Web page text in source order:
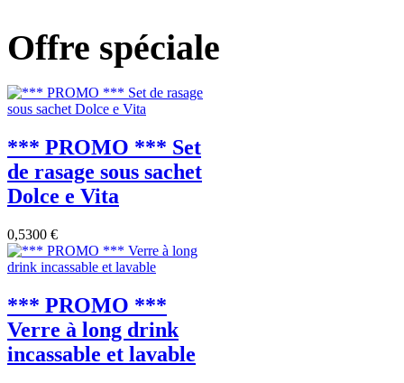
Offre spéciale
*** PROMO *** Set
de rasage sous sachet
Dolce e Vita
0,5300 €
*** PROMO ***
Verre à long drink
incassable et lavable